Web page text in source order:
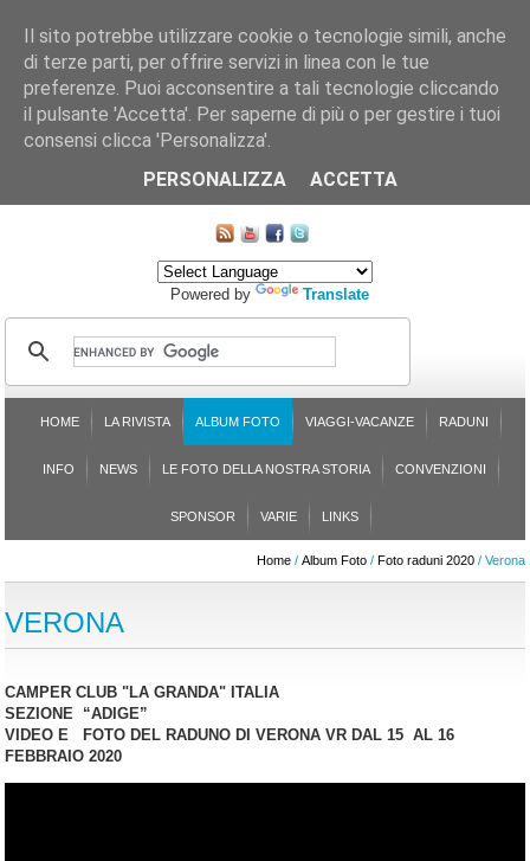
CHI SIAMO LE SEZIONI ASSICURGRANDA
ISCRIZIONE L'AVVOCATO RISPONDE SONDAGGI
Powered by Translate
HOME LA RIVISTA ALBUM FOTO VIAGGI-VACANZE RADUNI
INFO NEWS LE FOTO DELLA NOSTRA STORIA CONVENZIONI
SPONSOR VARIE LINKS
Home/ Album Foto/ Foto raduni 2020/ Verona
VERONA
CAMPER CLUB "LA GRANDA" ITALIA
SEZIONE “ADIGE”
VIDEO E FOTO DEL RADUNO DI VERONA VR DAL 15 AL 16
FEBBRAIO 2020
Il sito potrebbe utilizzare cookie o tecnologie simili, anche
di terze parti, per offrire servizi in linea con le tue
preferenze. Puoi acconsentire a tali tecnologie cliccando
il pulsante 'Accetta'. Per saperne di più o per gestire i tuoi
consensi clicca 'Personalizza'.
PERSONALIZZA
ACCETTA